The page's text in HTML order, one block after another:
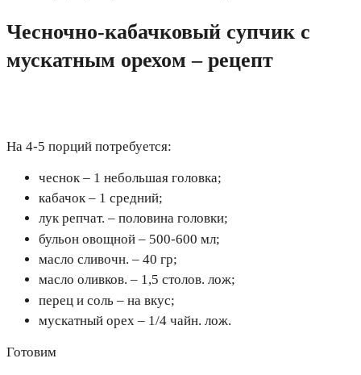
Чесночно-кабачковый супчик с
мускатным орехом – рецепт
На 4-5 порций потребуется:
чеснок – 1 небольшая головка;
кабачок – 1 средний;
лук репчат. – половина головки;
бульон овощной – 500-600 мл;
масло сливочн. – 40 гр;
масло оливков. – 1,5 столов. лож;
перец и соль – на вкус;
мускатный орех – 1/4 чайн. лож.
Готовим